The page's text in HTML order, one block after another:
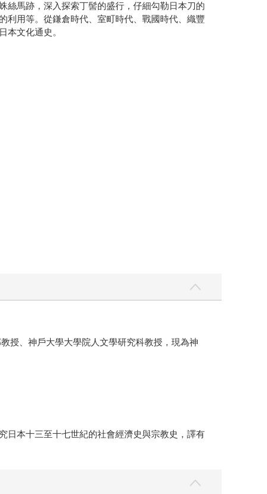
絲馬跡，深入探索丁髻的盛行，仔細勾勒日本刀的
利用等。從鎌倉時代、室町時代、戰國時代、織豐
本文化通史。
授、神戶大學大學院人文學研究科教授，現為神
日本十三至十七世紀的社會經濟史與宗教史，譯有